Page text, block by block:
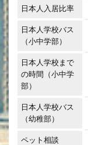
日本人入居比率
日本人学校バス
（小中学部）
日本人学校まで
の時間（小中学
部）
日本人学校バス
（幼稚部）
ペット相談